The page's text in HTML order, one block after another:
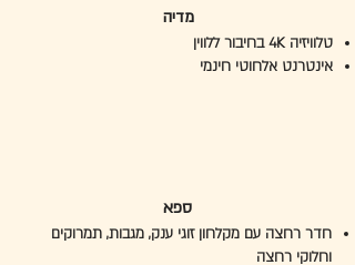
מדיה
טלוויזיה 4K בחיבור ללווין
אינטרנט אלחוטי חינמי
ספא
חדר רחצה עם מקלחון זוגי ענק, מגבות, תמרוקים
וחלוקי רחצה